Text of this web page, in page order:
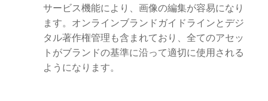
サービス機能により、画像の編集が容易になり
ます。オンラインブランドガイドラインとデジ
タル著作権管理も含まれており、全てのアセッ
トがブランドの基準に沿って適切に使用される
ようになります。